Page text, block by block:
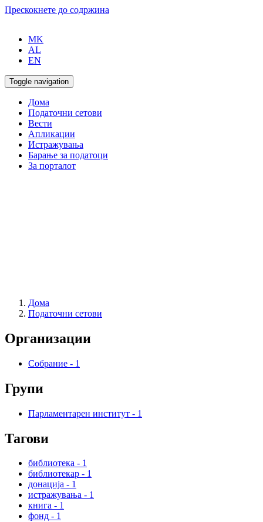
Прескокнете до содржина
MK
AL
EN
Toggle navigation
Дома
Податочни сетови
Вести
Апликации
Истражувања
Барање за податоци
За порталот
Дома
Податочни сетови
Организации
Собрание - 1
Групи
Парламентарен институт - 1
Тагови
библиотека - 1
библиотекар - 1
донација - 1
истражувања - 1
книга - 1
фонд - 1